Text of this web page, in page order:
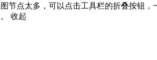
节点太多，可以点击工具栏的折叠按钮
收起